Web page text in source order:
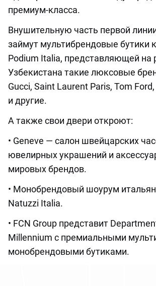
премиум-класса.
Внушительную часть первой
займут мультибрендовые бутики
Podium Italia, представляющей на
Узбекистана такие люксовые
Gucci, Saint Laurent Paris, Tom
и другие.
А также свои двери откроют:
• Geneve — салон швейцарских
ювелирных украшений и
мировых брендов.
• Монобрендовый шоурум
Natuzzi Italia.
• FCN Group представит
Millennium с премиальными
монобрендовыми бутиками.